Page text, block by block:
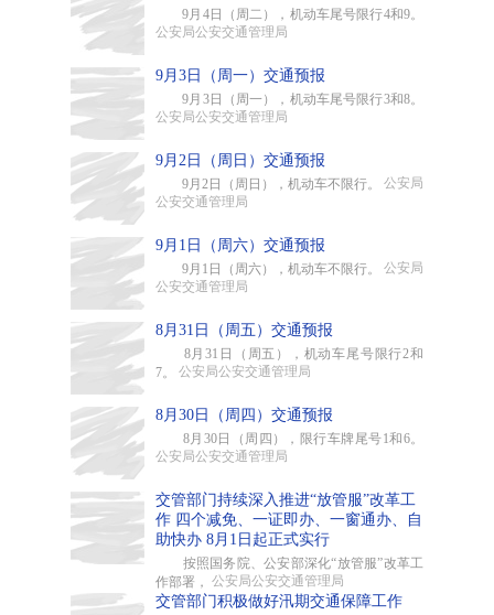
9月4日（周二），机动车尾号限行4和9。
公安局公安交通管理局
9月3日（周一）交通预报
9月3日（周一），机动车尾号限行3和8。
公安局公安交通管理局
9月2日（周日）交通预报
9月2日（周日），机动车不限行。 公安局
公安交通管理局
9月1日（周六）交通预报
9月1日（周六），机动车不限行。 公安局
公安交通管理局
8月31日（周五）交通预报
8月31日（周五），机动车尾号限行2和
7。 公安局公安交通管理局
8月30日（周四）交通预报
8月30日（周四），限行车牌尾号1和6。
公安局公安交通管理局
交管部门持续深入推进“放管服”改革工
作 四个减免、一证即办、一窗通办、自
助快办 8月1日起正式实行
按照国务院、公安部深化“放管服”改革工
作部署， 公安局公安交通管理局
交管部门积极做好汛期交通保障工作